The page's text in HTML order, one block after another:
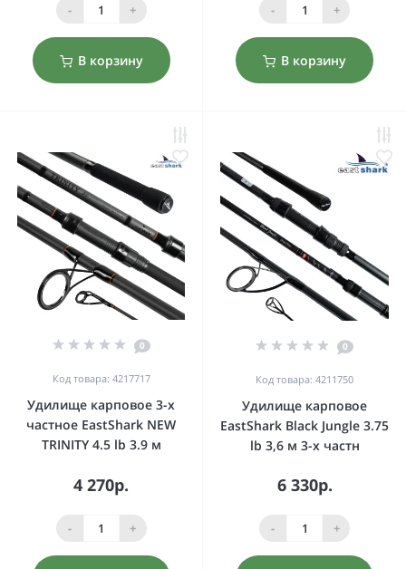
- +
В корзину
- +
В корзину
0
Код товара: 4217717
Удилище карповое 3-х
частное EastShark NEW
TRINITY 4.5 lb 3.9 м
4 270р.
- +
0
Код товара: 4211750
Удилище карповое
EastShark Black Jungle 3.75
lb 3,6 м 3-x частн
6 330р.
- +